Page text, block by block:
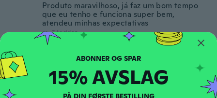
Produto maravilhoso, já faz um bom tempo
que eu tenho e funciona super bem,
atendeu minhas expectativas
ca. 7 år siden
C Ble med i 2017 53 omtaler · 8 opplastinger
Muito bom! Super eficiente! Atendeu
minhas necessidades.
15% AVSLAG
PÅ DIN FØRSTE BESTILLING